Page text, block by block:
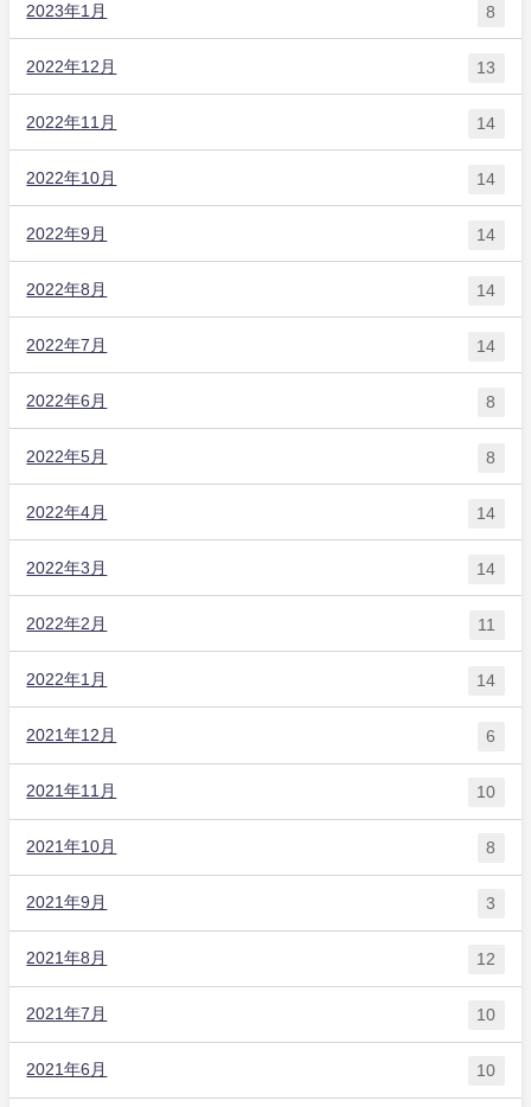
2023年1月 8
2022年12月 13
2022年11月 14
2022年10月 14
2022年9月 14
2022年8月 14
2022年7月 14
2022年6月 8
2022年5月 8
2022年4月 14
2022年3月 14
2022年2月 11
2022年1月 14
2021年12月 6
2021年11月 10
2021年10月 8
2021年9月 3
2021年8月 12
2021年7月 10
2021年6月 10